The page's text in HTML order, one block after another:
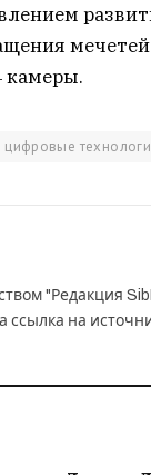
мечетей
камеры.
цифровые
"Редакция
ссылка на